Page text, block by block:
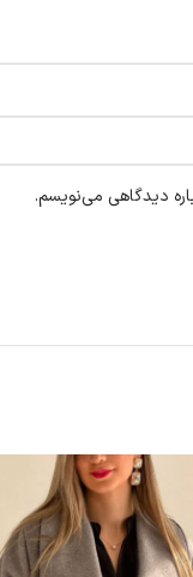
دیدگاهی می‌نویسم.